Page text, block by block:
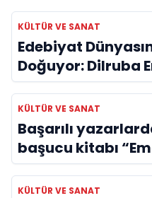
KÜLTÜR VE SANAT
Edebiyat
Doğuyor: Dilruba
Evreni ‘AVENOİR’
KÜLTÜR VE SANAT
Başarılı
başucu kitabı
yerini aldı
KÜLTÜR VE SANAT